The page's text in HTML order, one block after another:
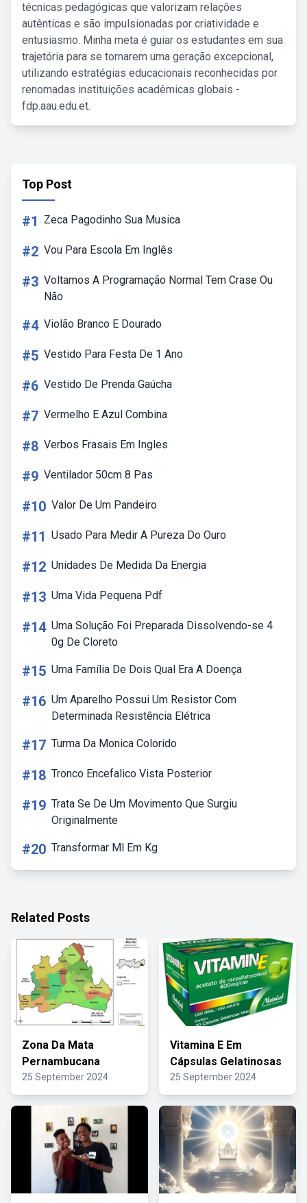
técnicas pedagógicas que valorizam relações
autênticas e são impulsionadas por criatividade e
entusiasmo. Minha meta é guiar os estudantes em sua
trajetória para se tornarem uma geração excepcional,
utilizando estratégias educacionais reconhecidas por
renomadas instituições acadêmicas globais -
fdp.aau.edu.et.
Top Post
#1 Zeca Pagodinho Sua Musica
#2 Vou Para Escola Em Inglês
#3 Voltamos A Programação Normal Tem Crase Ou
Não
#4 Violão Branco E Dourado
#5 Vestido Para Festa De 1 Ano
#6 Vestido De Prenda Gaúcha
#7 Vermelho E Azul Combina
#8 Verbos Frasais Em Ingles
#9 Ventilador 50cm 8 Pas
#10 Valor De Um Pandeiro
#11 Usado Para Medir A Pureza Do Ouro
#12 Unidades De Medida Da Energia
#13 Uma Vida Pequena Pdf
#14 Uma Solução Foi Preparada Dissolvendo-se 4
0g De Cloreto
#15 Uma Família De Dois Qual Era A Doença
#16 Um Aparelho Possui Um Resistor Com
Determinada Resistência Elétrica
#17 Turma Da Monica Colorido
#18 Tronco Encefalico Vista Posterior
#19 Trata Se De Um Movimento Que Surgiu
Originalmente
#20 Transformar Ml Em Kg
Related Posts
Zona Da Mata
Pernambucana
25 September 2024
Vitamina E Em
Cápsulas Gelatinosas
25 September 2024